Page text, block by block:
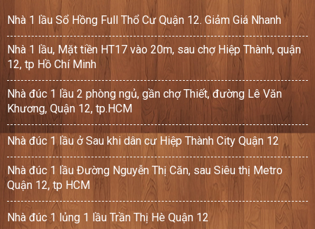
Nhà 1 lầu Sổ Hồng Full Thổ Cư Quận 12. Giảm Giá Nhanh
Nhà 1 lầu, Mặt tiền HT17 vào 20m, sau chợ Hiệp Thành, quận
12, tp Hồ Chí Minh
Nhà đúc 1 lầu 2 phòng ngủ, gần chợ Thiết, đường Lê Văn
Khương, Quận 12, tp.HCM
Nhà đúc 1 lầu ở Sau khi dân cư Hiệp Thành City Quận 12
Nhà đúc 1 lầu Đường Nguyễn Thị Căn, sau Siêu thị Metro
Quận 12, tp HCM
Nhà đúc 1 lủng 1 lầu Trần Thị Hè Quận 12